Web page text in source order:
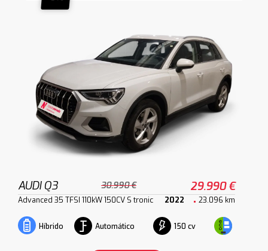
AUDI Q3 30.990 € 29.990 €
Advanced 35 TFSI 110kW 150CV S tronic 2022 23.096 km
Híbrido Automático 150 cv